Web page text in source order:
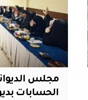
مجلس
الحسابات